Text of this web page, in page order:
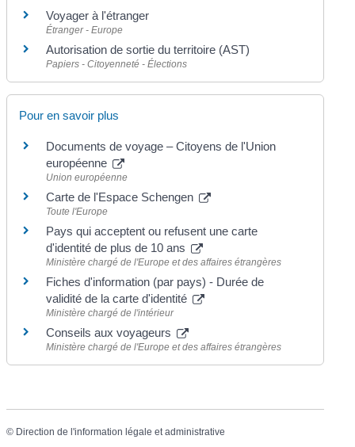
Voyager à l'étranger
Étranger - Europe
Autorisation de sortie du territoire (AST)
Papiers - Citoyenneté - Élections
Pour en savoir plus
Documents de voyage – Citoyens de l'Union
européenne
Union européenne
Carte de l'Espace Schengen
Toute l'Europe
Pays qui acceptent ou refusent une carte
d'identité de plus de 10 ans
Ministère chargé de l'Europe et des affaires étrangères
Fiches d'information (par pays) - Durée de
validité de la carte d'identité
Ministère chargé de l'intérieur
Conseils aux voyageurs
Ministère chargé de l'Europe et des affaires étrangères
© Direction de l'information légale et administrative